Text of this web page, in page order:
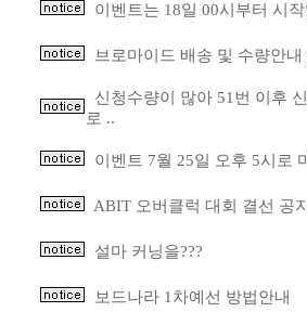
이벤트는 18일 00시부터 시
브로마이드 배송 및 수량안내
신청수량이 많아 51번 이후
로 ..
이벤트 7월 25일 오후 5시로
ABIT 오버클럭 대회 결선 공
설마 커닝을???
보드나라 1차예선 방법안내